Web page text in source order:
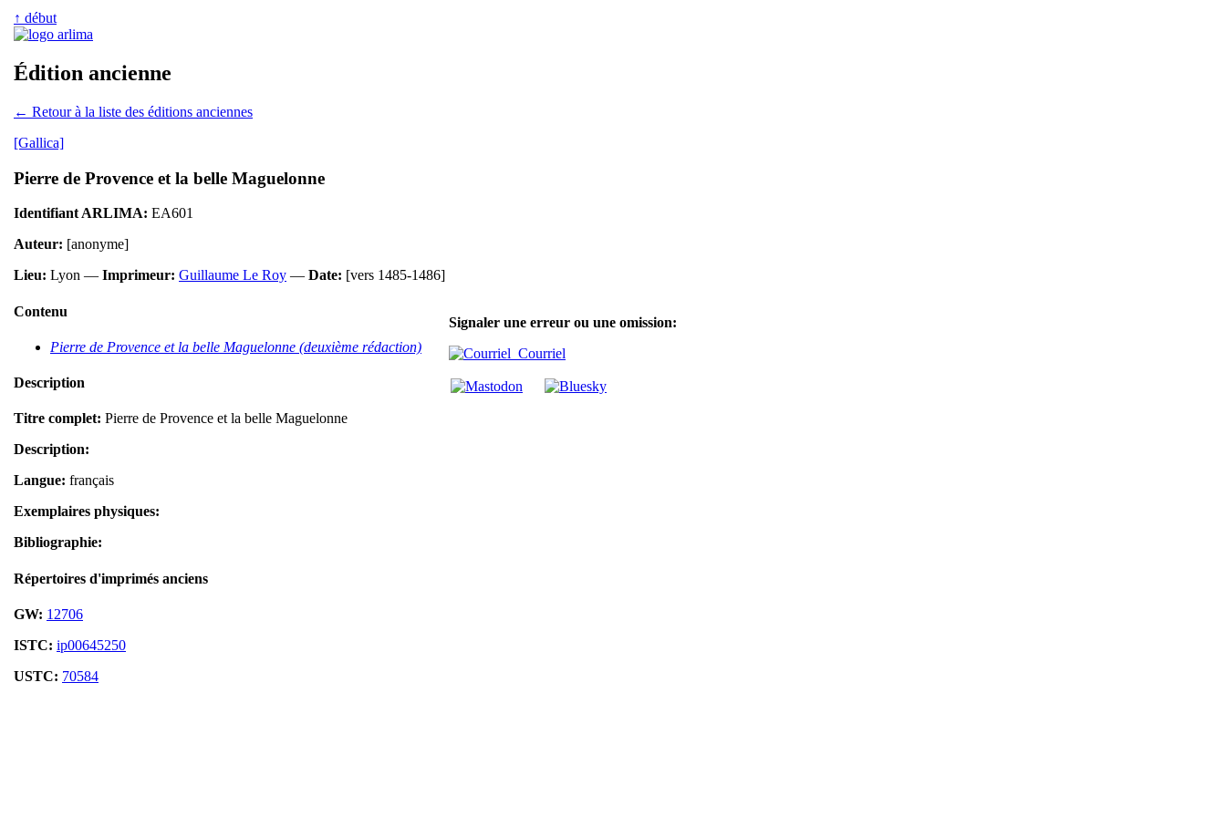
↑ début
Édition ancienne
← Retour à la liste des éditions anciennes
[Gallica]
Pierre de Provence et la belle Maguelonne
Identifiant ARLIMA: EA601
Auteur: [anonyme]
Lieu: Lyon — Imprimeur: Guillaume Le Roy — Date: [vers 1485-1486]
Contenu
Pierre de Provence et la belle Maguelonne (deuxième rédaction)
Description
Titre complet: Pierre de Provence et la belle Maguelonne
Description:
Langue: français
Exemplaires physiques:
Bibliographie:
Répertoires d'imprimés anciens
GW: 12706
ISTC: ip00645250
USTC: 70584
Signaler une erreur ou une omission:
Courriel